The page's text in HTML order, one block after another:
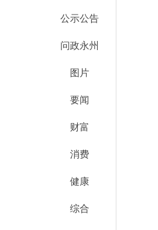
公示公告
问政永州
图片
要闻
财富
消费
健康
综合